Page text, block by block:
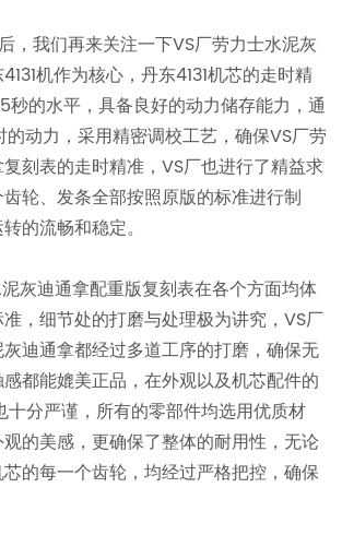
，我们再来关注一下VS厂劳力士水泥灰
机作为核心，丹东4131机芯的走时精
的水平，具备良好的动力储存能力，通
动力，采用精密调校工艺，确保VS厂劳
刻表的走时精准，VS厂也进行了精益求
轮、发条全部按照原版的标准进行制
的流畅和稳定。
灰迪通拿配重版复刻表在各个方面均体
，细节处的打磨与处理极为讲究，VS厂
迪通拿都经过多道工序的打磨，确保无
都能媲美正品，在外观以及机芯配件的
十分严谨，所有的零部件均选用优质材
的美感，更确保了整体的耐用性，无论
的每一个齿轮，均经过严格把控，确保